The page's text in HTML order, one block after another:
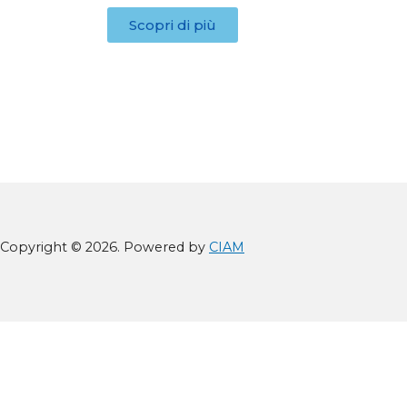
Scopri di più
Copyright © 2026. Powered by CIAM